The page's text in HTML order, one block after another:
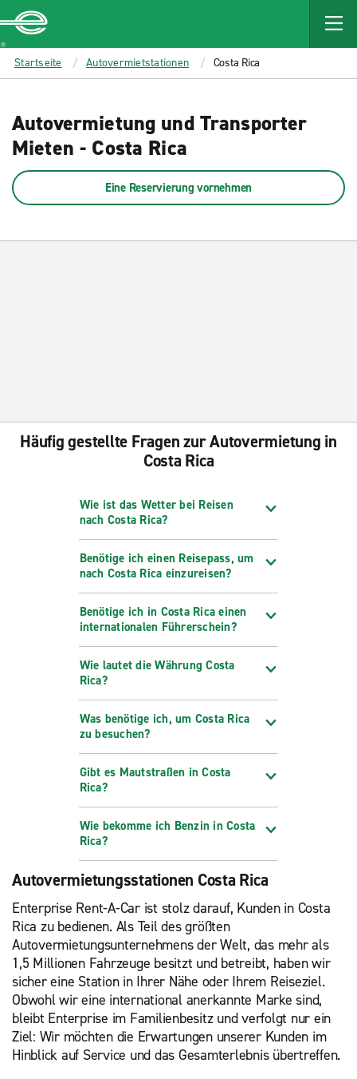
MAIN
CONTENT
Enterprise
Startseite Autovermietstationen Costa Rica
Autovermietung und Transporter
Mieten - Costa Rica
Eine Reservierung vornehmen
Häufig gestellte Fragen zur Autovermietung in
Costa Rica
Wie ist das Wetter bei Reisen
nach Costa Rica?
Benötige ich einen Reisepass, um
nach Costa Rica einzureisen?
Benötige ich in Costa Rica einen
internationalen Führerschein?
Wie lautet die Währung Costa
Rica?
Was benötige ich, um Costa Rica
zu besuchen?
Gibt es Mautstraßen in Costa
Rica?
Wie bekomme ich Benzin in Costa
Rica?
Autovermietungsstationen Costa Rica
Enterprise Rent-A-Car ist stolz darauf, Kunden in Costa
Rica zu bedienen. Als Teil des größten
Autovermietungsunternehmens der Welt, das mehr als
1,5 Millionen Fahrzeuge besitzt und betreibt, haben wir
sicher eine Station in Ihrer Nähe oder Ihrem Reiseziel.
Obwohl wir eine international anerkannte Marke sind,
bleibt Enterprise im Familienbesitz und verfolgt nur ein
Ziel: Wir möchten die Erwartungen unserer Kunden im
Hinblick auf Service und das Gesamterlebnis übertreffen.